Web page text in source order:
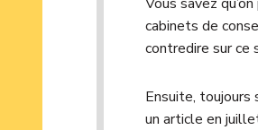
cabinets de
contredire sur ce
Ensuite, toujours
un article en